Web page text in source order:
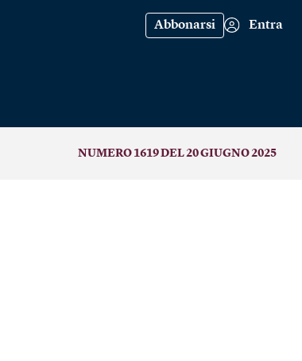
Abbonarsi Entra
NUMERO 1619 DEL 20 GIUGNO 2025